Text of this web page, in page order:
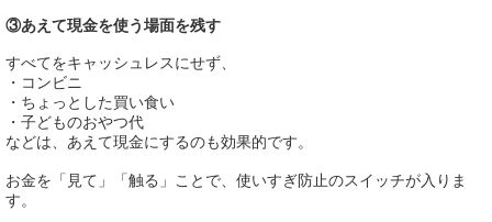
③あえて現金を使う場面を残す
すべてをキャッシュレスにせず、
・コンビニ
・ちょっとした買い食い
・子どものおやつ代
などは、あえて現金にするのも効果的です。
お金を「見て」「触る」ことで、使いすぎ防止のスイッチが入りま
す。